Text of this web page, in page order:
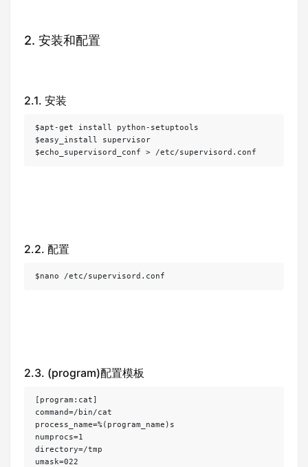
2. 安装和配置
2.1. 安装
$apt-get install python-setuptools
$easy_install supervisor
$echo_supervisord_conf > /etc/supervisord.conf
2.2. 配置
$nano /etc/supervisord.conf
2.3. (program)配置模板
[program:cat]
command=/bin/cat
process_name=%(program_name)s
numprocs=1
directory=/tmp
umask=022